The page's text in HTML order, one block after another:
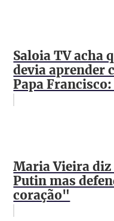
Saloia TV acha
devia aprender
Papa
Maria Vieira diz
Putin mas
coração"